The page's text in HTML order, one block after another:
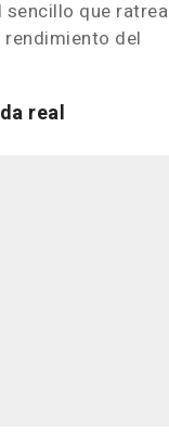
sencillo que ratrea
rendimiento del
real